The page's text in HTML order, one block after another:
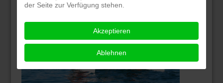
der Seite zur Verfügung stehen.
Akzeptieren
Ablehnen